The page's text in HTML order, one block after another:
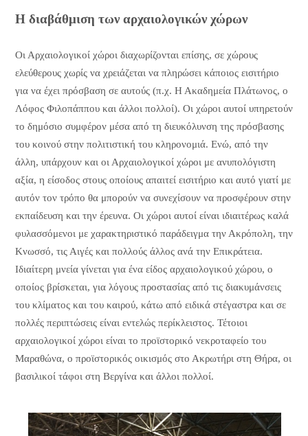
Η διαβάθμιση των αρχαιολογικών χώρων
Οι Αρχαιολογικοί χώροι διαχωρίζονται επίσης, σε χώρους
ελεύθερους χωρίς να χρειάζεται να πληρώσει κάποιος εισιτήριο
για να έχει πρόσβαση σε αυτούς (π.χ. Η Ακαδημεία Πλάτωνος, ο
Λόφος Φιλοπάππου και άλλοι πολλοί). Οι χώροι αυτοί υπηρετούν
το δημόσιο συμφέρον μέσα από τη διευκόλυνση της πρόσβασης
του κοινού στην πολιτιστική του κληρονομιά. Ενώ, από την
άλλη, υπάρχουν και οι Αρχαιολογικοί χώροι με ανυπολόγιστη
αξία, η είσοδος στους οποίους απαιτεί εισιτήριο και αυτό γιατί με
αυτόν τον τρόπο θα μπορούν να συνεχίσουν να προσφέρουν στην
εκπαίδευση και την έρευνα. Οι χώροι αυτοί είναι ιδιαιτέρως καλά
φυλασσόμενοι με χαρακτηριστικό παράδειγμα την Ακρόπολη, την
Κνωσσό, τις Αιγές και πολλούς άλλος ανά την Επικράτεια.
Ιδιαίτερη μνεία γίνεται για ένα είδος αρχαιολογικού χώρου, ο
οποίος βρίσκεται, για λόγους προστασίας από τις διακυμάνσεις
του κλίματος και του καιρού, κάτω από ειδικά στέγαστρα και σε
πολλές περιπτώσεις είναι εντελώς περίκλειστος. Τέτοιοι
αρχαιολογικοί χώροι είναι το προϊστορικό νεκροταφείο του
Μαραθώνα, ο προϊστορικός οικισμός στο Ακρωτήρι στη Θήρα, οι
βασιλικοί τάφοι στη Βεργίνα και άλλοι πολλοί.